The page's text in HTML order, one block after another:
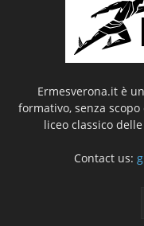
Ermesverona.it è
formativo, senza
liceo classico
Contact us: